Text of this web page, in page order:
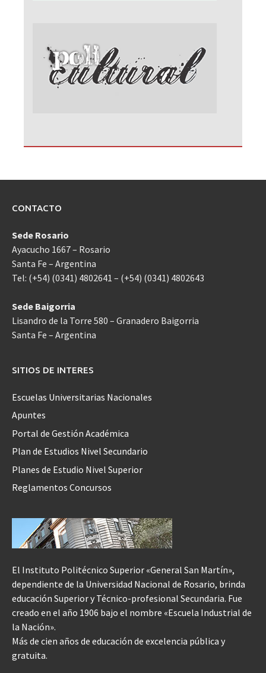
CONTACTO
Sede Rosario
Ayacucho 1667 – Rosario
Santa Fe – Argentina
Tel: (+54) (0341) 4802641 – (+54) (0341) 4802643
Sede Baigorria
Lisandro de la Torre 580 – Granadero Baigorria
Santa Fe – Argentina
SITIOS DE INTERES
Escuelas Universitarias Nacionales
Apuntes
Portal de Gestión Académica
Plan de Estudios Nivel Secundario
Planes de Estudio Nivel Superior
Reglamentos Concursos
El Instituto Politécnico Superior «General San Martín»,
dependiente de la Universidad Nacional de Rosario, brinda
educación Superior y Técnico-profesional Secundaria. Fue
creado en el año 1906 bajo el nombre «Escuela Industrial de
la Nación».
Más de cien años de educación de excelencia pública y
gratuita.